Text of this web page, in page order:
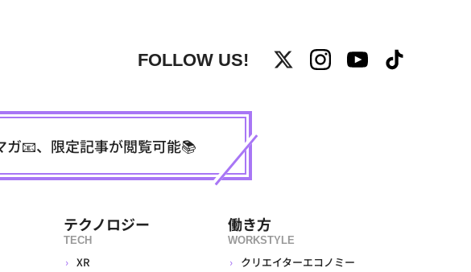
FOLLOW US!
ガ📧、限定記事が閲覧可能📚
テクノロジー
TECH
XR
働き方
WORKSTYLE
クリエイターエコノミー